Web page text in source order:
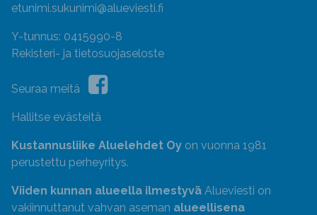
etunimi.sukunimi@alueviesti.fi
Y-tunnus: 0415990-8
Rekisteri- ja tietosuojaseloste
Seuraa meitä
Hallitse evästeitä
Kustannusliike Aluelehdet Oy on vuonna 1981
perustettu perheyritys.
Viiden kunnan alueella ilmestyvä Alueviesti on
vakiinnuttanut vahvan aseman alueellisena